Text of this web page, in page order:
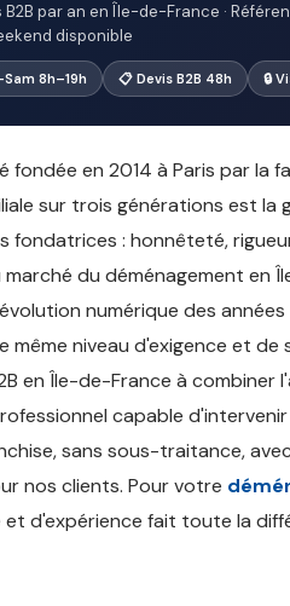
par an en Île-de-France ·
disponible
8h–19h 📋 Devis B2B 48h 🔒
en 2014 à Paris par la
sur trois générations est
fondatrices : honnêteté,
du déménagement en
numérique des
niveau d'exigence et
en Île-de-France à
capable
sans sous-traitance,
nos clients. Pour votre
d'expérience fait toute la